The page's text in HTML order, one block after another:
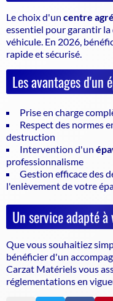
Le choix d'un centre
essentiel pour garantir la
véhicule . En 2026,
rapide et sécurisé.
Les avantages d'un
Prise en charge
Respect des normes
destruction
Intervention d'un
professionnalisme
Gestion efficace des
l'enlèvement de votre
Un service adapté
Que vous souhaitiez
bénéficier d'un
Carzat Matériels vous
réglementations en